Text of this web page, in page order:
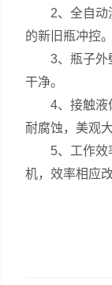
2、全自动洗
的新旧瓶冲控。
3、瓶子外壁
干净。
4、接触液体
耐腐蚀，美观
5、工作效率
机，效率相应改